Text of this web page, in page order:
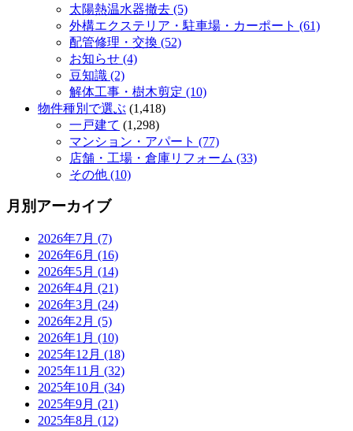
太陽熱温水器撤去 (5)
外構エクステリア・駐車場・カーポート (61)
配管修理・交換 (52)
お知らせ (4)
豆知識 (2)
解体工事・樹木剪定 (10)
物件種別で選ぶ (1,418)
一戸建て (1,298)
マンション・アパート (77)
店舗・工場・倉庫リフォーム (33)
その他 (10)
月別アーカイブ
2026年7月 (7)
2026年6月 (16)
2026年5月 (14)
2026年4月 (21)
2026年3月 (24)
2026年2月 (5)
2026年1月 (10)
2025年12月 (18)
2025年11月 (32)
2025年10月 (34)
2025年9月 (21)
2025年8月 (12)